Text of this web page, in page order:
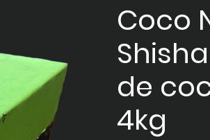
Coco
de
4kg